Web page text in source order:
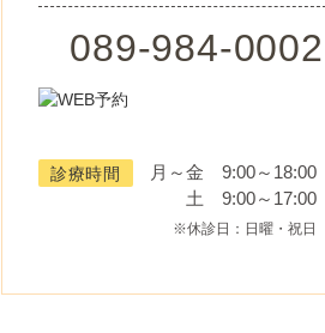
089-984-0002
診療時間
月～金 9:00～18:00
土 9:00～17:00
※休診日：日曜・祝日